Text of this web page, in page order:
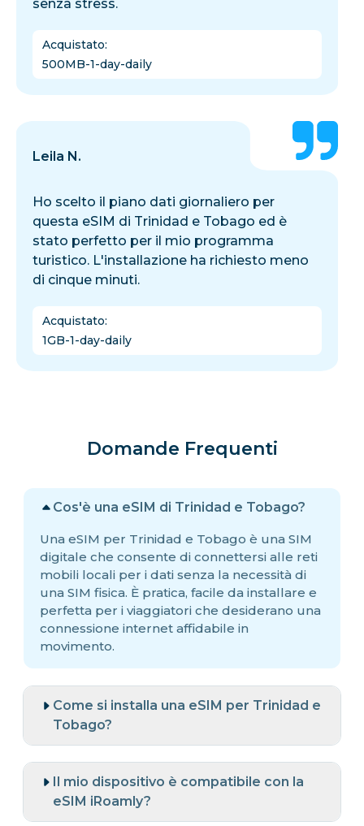
senza stress.
Acquistato:
500MB-1-day-daily
Leila N.
Ho scelto il piano dati giornaliero per
questa eSIM di Trinidad e Tobago ed è
stato perfetto per il mio programma
turistico. L'installazione ha richiesto meno
di cinque minuti.
Acquistato:
1GB-1-day-daily
Domande Frequenti
Cos'è una eSIM di Trinidad e Tobago?
Una eSIM per Trinidad e Tobago è una SIM
digitale che consente di connettersi alle reti
mobili locali per i dati senza la necessità di
una SIM fisica. È pratica, facile da installare e
perfetta per i viaggiatori che desiderano una
connessione internet affidabile in
movimento.
Come si installa una eSIM per Trinidad e
Tobago?
Il mio dispositivo è compatibile con la
eSIM iRoamly?